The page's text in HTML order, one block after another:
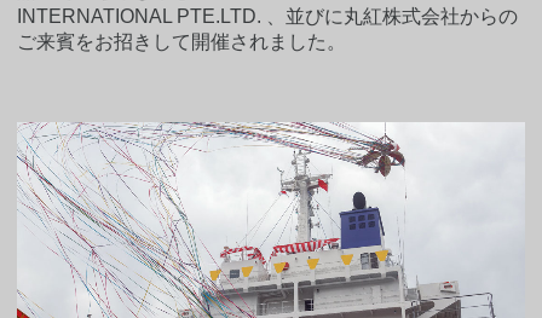
INTERNATIONAL PTE.LTD. 、並びに丸紅株式会社からの
ご来賓をお招きして開催されました。